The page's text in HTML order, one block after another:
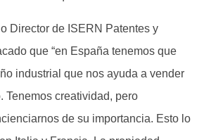
Director de ISERN Patentes y
que “en España tenemos que
industrial que nos ayuda a vender
Tenemos creatividad, pero
de su importancia. Esto lo